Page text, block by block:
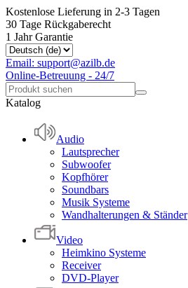
Kostenlose Lieferung in 2-3 Tagen
30 Tage Rückgaberecht
1 Jahr Garantie
Email: support@azilb.de
Online-Betreuung - 24/7
Katalog
Audio
Lautsprecher
Subwoofer
Kopfhörer
Soundbars
Musik Systeme
Wandhalterungen & Ständer
Video
Heimkino Systeme
Receiver
DVD-Player